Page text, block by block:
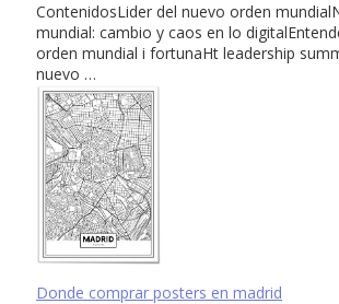
ContenidosLider del nuevo orden
mundial: cambio y caos en lo
orden mundial i fortunaHt leadership
nuevo …
Donde comprar posters en madrid